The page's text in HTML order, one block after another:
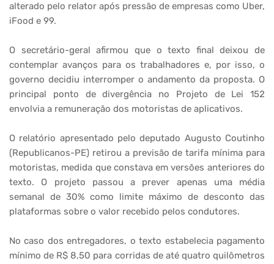
alterado pelo relator após pressão de empresas como Uber,
iFood e 99.
O secretário-geral afirmou que o texto final deixou de
contemplar avanços para os trabalhadores e, por isso, o
governo decidiu interromper o andamento da proposta. O
principal ponto de divergência no Projeto de Lei 152
envolvia a remuneração dos motoristas de aplicativos.
O relatório apresentado pelo deputado Augusto Coutinho
(Republicanos-PE) retirou a previsão de tarifa mínima para
motoristas, medida que constava em versões anteriores do
texto. O projeto passou a prever apenas uma média
semanal de 30% como limite máximo de desconto das
plataformas sobre o valor recebido pelos condutores.
No caso dos entregadores, o texto estabelecia pagamento
mínimo de R$ 8,50 para corridas de até quatro quilômetros